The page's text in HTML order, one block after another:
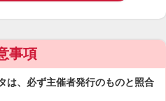
事項
は、必ず主催者発行のものと照合